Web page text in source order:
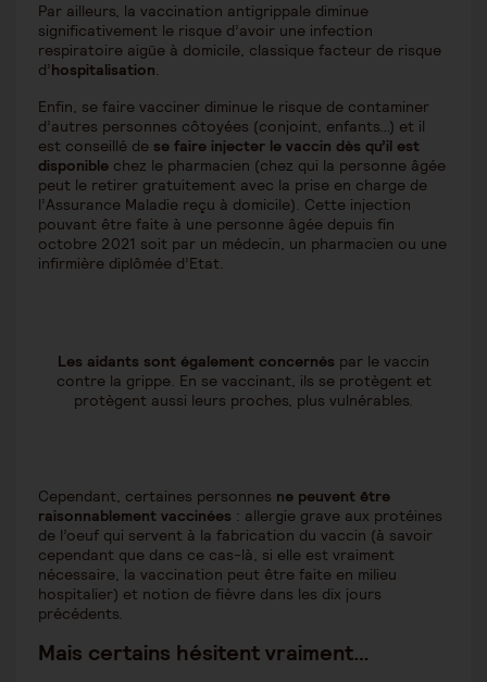
Par ailleurs, la vaccination antigrippale diminue
significativement le risque d’avoir une infection
respiratoire aigüe à domicile, classique facteur de risque
d’hospitalisation.
Enfin, se faire vacciner diminue le risque de contaminer
d’autres personnes côtoyées (conjoint, enfants…) et il
est conseillé de se faire injecter le vaccin dès qu’il est
disponible chez le pharmacien (chez qui la personne âgée
peut le retirer gratuitement avec la prise en charge de
l’Assurance Maladie reçu à domicile). Cette injection
pouvant être faite à une personne âgée depuis fin
octobre 2021 soit par un médecin, un pharmacien ou une
infirmière diplômée d’Etat.
Les aidants sont également concernés par le vaccin
contre la grippe. En se vaccinant, ils se protègent et
protègent aussi leurs proches, plus vulnérables.
Cependant, certaines personnes ne peuvent être
raisonnablement vaccinées : allergie grave aux protéines
de l’oeuf qui servent à la fabrication du vaccin (à savoir
cependant que dans ce cas-là, si elle est vraiment
nécessaire, la vaccination peut être faite en milieu
hospitalier) et notion de fièvre dans les dix jours
précédents.
Mais certains hésitent vraiment…